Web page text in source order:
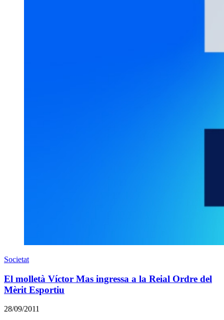
Societat
El molletà Víctor Mas ingressa a la Reial Ordre del
Mèrit Esportiu
28/09/2011